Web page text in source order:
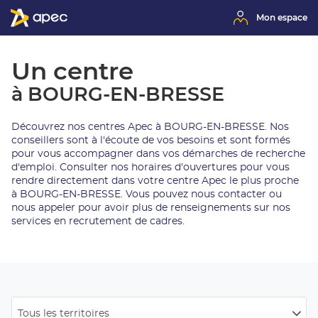
Mon espace
Un centre
à BOURG-EN-BRESSE
Découvrez nos centres Apec à BOURG-EN-BRESSE. Nos
conseillers sont à l'écoute de vos besoins et sont formés
pour vous accompagner dans vos démarches de recherche
d'emploi. Consulter nos horaires d'ouvertures pour vous
rendre directement dans votre centre Apec le plus proche
à BOURG-EN-BRESSE. Vous pouvez nous contacter ou
nous appeler pour avoir plus de renseignements sur nos
services en recrutement de cadres.
Tous les territoires